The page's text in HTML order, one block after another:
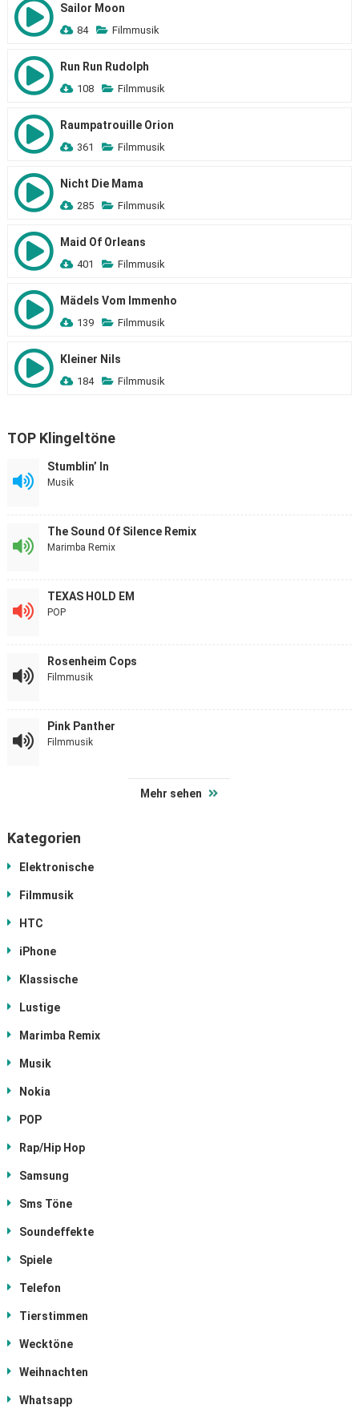
Sailor Moon
84 Filmmusik
Run Run Rudolph
108 Filmmusik
Raumpatrouille Orion
361 Filmmusik
Nicht Die Mama
285 Filmmusik
Maid Of Orleans
401 Filmmusik
Mädels Vom Immenho
139 Filmmusik
Kleiner Nils
184 Filmmusik
TOP Klingeltöne
Stumblin’ In
Musik
The Sound Of Silence Remix
Marimba Remix
TEXAS HOLD EM
POP
Rosenheim Cops
Filmmusik
Pink Panther
Filmmusik
Mehr sehen
Kategorien
Elektronische
Filmmusik
HTC
iPhone
Klassische
Lustige
Marimba Remix
Musik
Nokia
POP
Rap/Hip Hop
Samsung
Sms Töne
Soundeffekte
Spiele
Telefon
Tierstimmen
Wecktöne
Weihnachten
Whatsapp